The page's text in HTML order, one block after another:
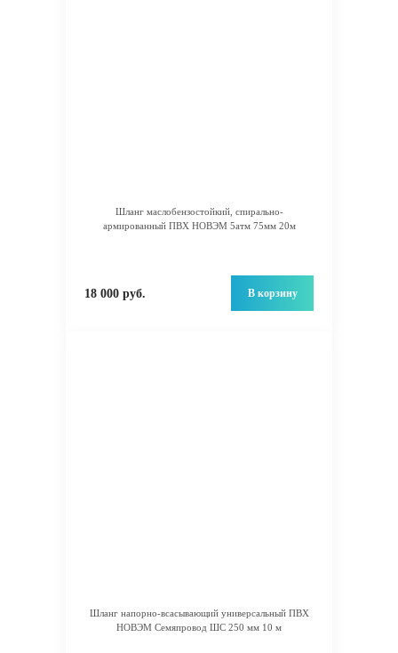
Шланг маслобензостойкий, спирально-
армированный ПВХ НОВЭМ 5атм 75мм 20м
18 000 руб. В корзину
Шланг напорно-всасывающий универсальный ПВХ
НОВЭМ Семяпровод ШС 250 мм 10 м